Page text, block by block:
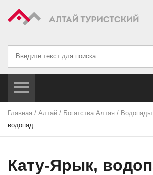
Искать...
Главная / Алтай / Богатства Алтая / Водопады
водопад
Кату-Ярык,